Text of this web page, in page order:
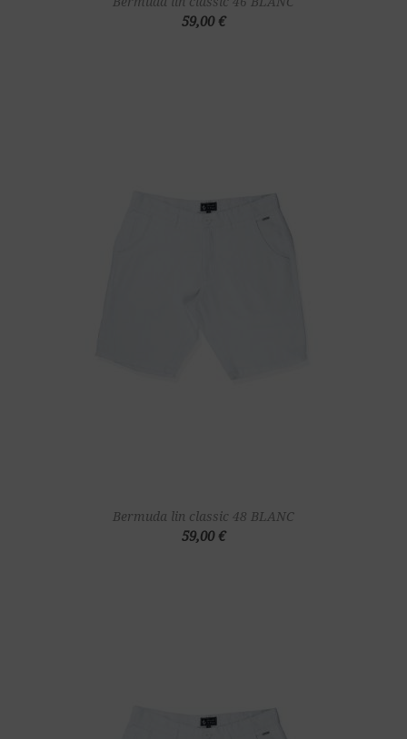
59,00 €
Bermuda lin classic 48 BLANC
59,00 €